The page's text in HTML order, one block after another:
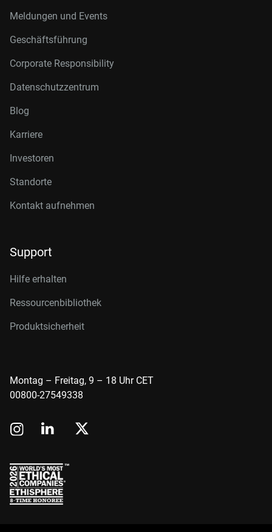
Meldungen und Events
Geschäftsführung
Corporate Responsibility
Datenschutzzentrum
Blog
Karriere
Investoren
Standorte
Kontakt aufnehmen
Support
Hilfe erhalten
Ressourcenbibliothek
Produktsicherheit
Montag – Freitag, 9 – 18 Uhr CET
00800-27549338